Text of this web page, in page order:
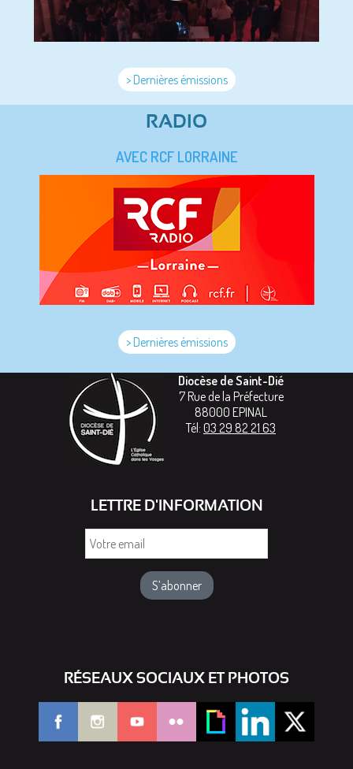
> Dernières émissions
RADIO
AVEC RCF LORRAINE
> Dernières émissions
Diocèse de Saint-Dié
7 Rue de la Préfecture
88000 EPINAL
Tél: 03 29 82 21 63
LETTRE D'INFORMATION
RÉSEAUX SOCIAUX ET PHOTOS